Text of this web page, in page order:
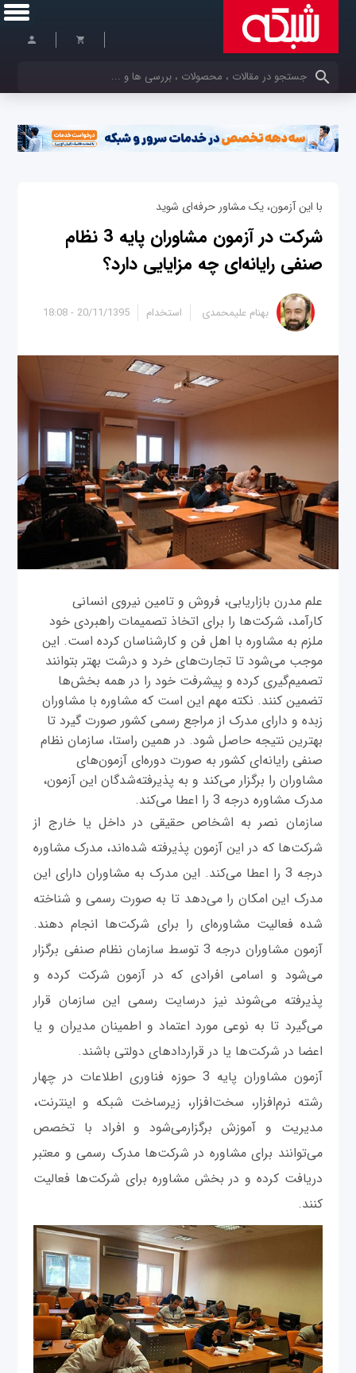
کلمات کلیدی خود را وارد کنید
با این آزمون، یک مشاور حرفه‌ای شوید
شرکت در آزمون مشاوران پایه 3 نظام
صنفی رایانه‌ای چه مزایایی دارد؟
20/11/1395 - 18:08 بهنام علیمحمدی استخدام
علم مدرن بازاریابی، فروش و تامین نیروی انسانی
کارآمد، شرکت‌ها را برای اتخاذ تصمیمات راهبردی خود
ملزم به مشاوره با اهل فن و کارشناسان کرده است. این
موجب می‌شود تا تجارت‌های خرد و درشت بهتر بتوانند
تصمیم‌گیری کرده و پیشرفت خود را در همه بخش‌ها
تضمین کنند. نکته مهم این است که مشاوره با مشاوران
زبده و دارای مدرک از مراجع رسمی کشور صورت گیرد تا
بهترین نتیجه حاصل شود. در همین راستا، سازمان نظام
صنفی رایانه‌ای کشور به صورت دو‌ره‌ای آزمون‌های
مشاوران را برگزار می‌کند و به پذیرفته‌شدگان این آزمون،
مدرک مشاوره درجه 3 را اعطا می‌کند.
سازمان نصر به اشخاص حقیقی در داخل یا خارج از
شرکت‌ها که در این آزمون پذیرفته شده‌اند، مدرک مشاوره
درجه 3 را اعطا می‌کند. این مدرک به مشاوران دارای این
مدرک این امکان را می‌دهد تا به صورت رسمی و شناخته
شده فعالیت مشاوره‌ای را برای شرکت‌ها انجام دهند.
آزمون مشاوران درجه 3 توسط سازمان نظام صنفی برگزار
می‌شود و اسامی افرادی که در آزمون شرکت کرده و
پذیرفته می‌شوند نیز درسایت رسمی این سازمان قرار
می‌گیرد تا به نوعی مورد اعتماد و اطمینان مدیران و یا
اعضا در شرکت‌ها یا در قراردادهای دولتی باشند.
آزمون مشاوران پایه 3 حوزه فناوری اطلاعات در چهار
رشته نرم‌افزار، سخت‌افزار، زیرساخت شبکه و اینترنت،
مدیریت و آموزش برگزارمی‌شود و افراد با تخصص
می‌توانند برای مشاوره در شرکت‌ها مدرک رسمی و معتبر
دریافت کرده و در بخش مشاوره برای شرکت‌ها فعالیت
کنند.